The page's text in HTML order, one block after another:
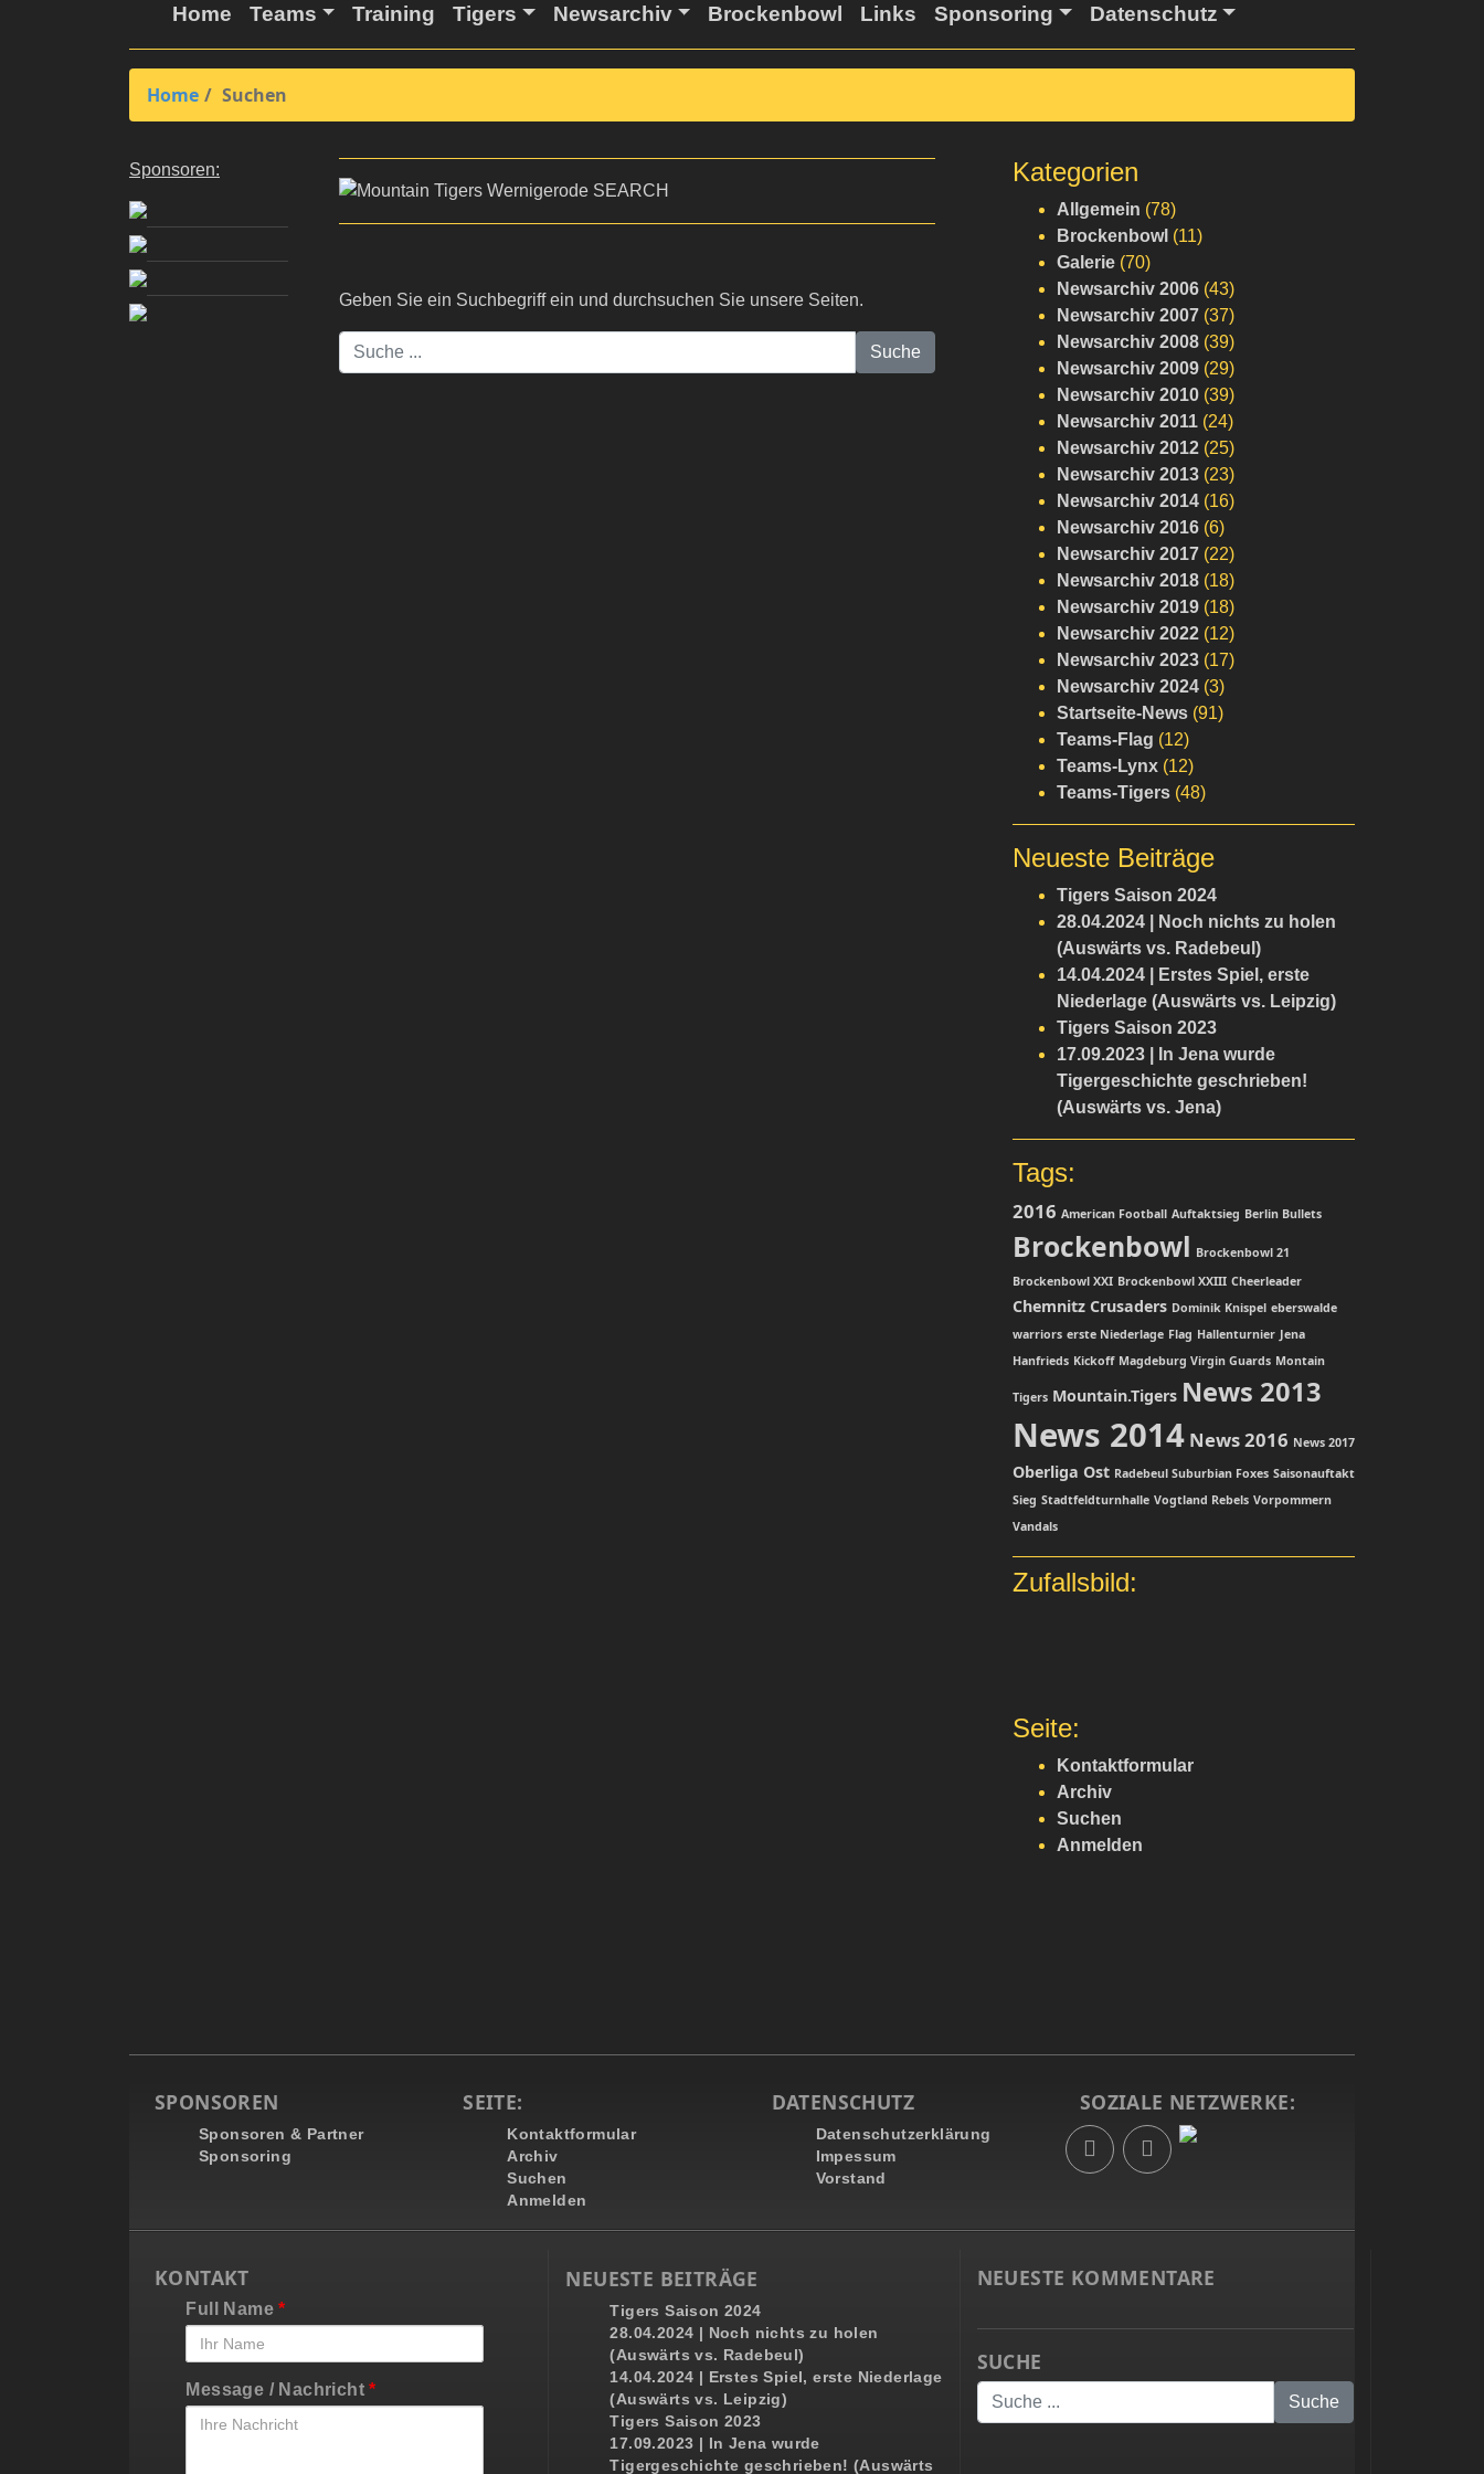
Home Teams Training Tigers Newsarchiv Brockenbowl Links Sponsoring Datenschutz
Home Suchen
Sponsoren:
Geben Sie ein Suchbegriff ein und durchsuchen Sie unsere Seiten.
Kategorien
Allgemein (78)
Brockenbowl (11)
Galerie (70)
Newsarchiv 2006 (43)
Newsarchiv 2007 (37)
Newsarchiv 2008 (39)
Newsarchiv 2009 (29)
Newsarchiv 2010 (39)
Newsarchiv 2011 (24)
Newsarchiv 2012 (25)
Newsarchiv 2013 (23)
Newsarchiv 2014 (16)
Newsarchiv 2016 (6)
Newsarchiv 2017 (22)
Newsarchiv 2018 (18)
Newsarchiv 2019 (18)
Newsarchiv 2022 (12)
Newsarchiv 2023 (17)
Newsarchiv 2024 (3)
Startseite-News (91)
Teams-Flag (12)
Teams-Lynx (12)
Teams-Tigers (48)
Neueste Beiträge
Tigers Saison 2024
28.04.2024 | Noch nichts zu holen
(Auswärts vs. Radebeul)
14.04.2024 | Erstes Spiel, erste
Niederlage (Auswärts vs. Leipzig)
Tigers Saison 2023
17.09.2023 | In Jena wurde
Tigergeschichte geschrieben!
(Auswärts vs. Jena)
Tags:
2016 American Football Auftaktsieg Berlin Bullets
Brockenbowl Brockenbowl 21
Brockenbowl XXI Brockenbowl XXIII Cheerleader
Chemnitz Crusaders Dominik Knispel eberswalde
warriors erste Niederlage Flag Hallenturnier Jena
Hanfrieds Kickoff Magdeburg Virgin Guards Montain
Tigers Mountain.Tigers News 2013
News 2014 News 2016 News 2017
Oberliga Ost Radebeul Suburbian Foxes Saisonauftakt
Sieg Stadtfeldturnhalle Vogtland Rebels Vorpommern
Vandals
Zufallsbild:
Seite:
Kontaktformular
Archiv
Suchen
Anmelden
SPONSOREN
Sponsoren & Partner
Sponsoring
SEITE:
Kontaktformular
Archiv
Suchen
Anmelden
DATENSCHUTZ
Datenschutzerklärung
Impessum
Vorstand
SOZIALE NETZWERKE:
KONTAKT
Full Name*
Message / Nachricht*
NEUESTE BEITRÄGE
Tigers Saison 2024
28.04.2024 | Noch nichts zu holen
(Auswärts vs. Radebeul)
14.04.2024 | Erstes Spiel, erste Niederlage
(Auswärts vs. Leipzig)
Tigers Saison 2023
17.09.2023 | In Jena wurde
Tigergeschichte geschrieben! (Auswärts
NEUESTE KOMMENTARE
SUCHE